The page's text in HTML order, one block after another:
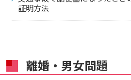
証明方法
離婚・男女問題